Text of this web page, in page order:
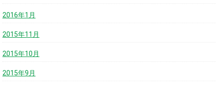
2016年1月
2015年11月
2015年10月
2015年9月